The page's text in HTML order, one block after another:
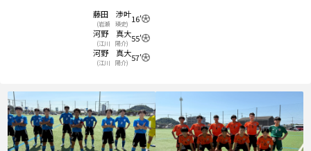
16'
藤田 渉叶
(岩瀬 瑛史)
55'
河野 真大
(江川 陽介)
57'
河野 真大
(江川 陽介)